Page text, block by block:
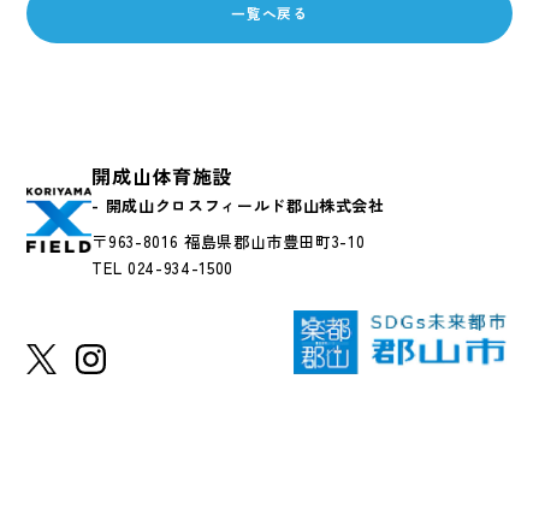
一覧へ戻る
開成山体育施設
- 開成山クロスフィールド郡山株式会社
〒963-8016 福島県郡山市豊田町3-10
TEL 024-934-1500